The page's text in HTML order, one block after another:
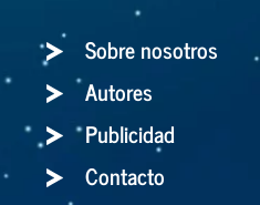
Sobre nosotros
Autores
Publicidad
Contacto